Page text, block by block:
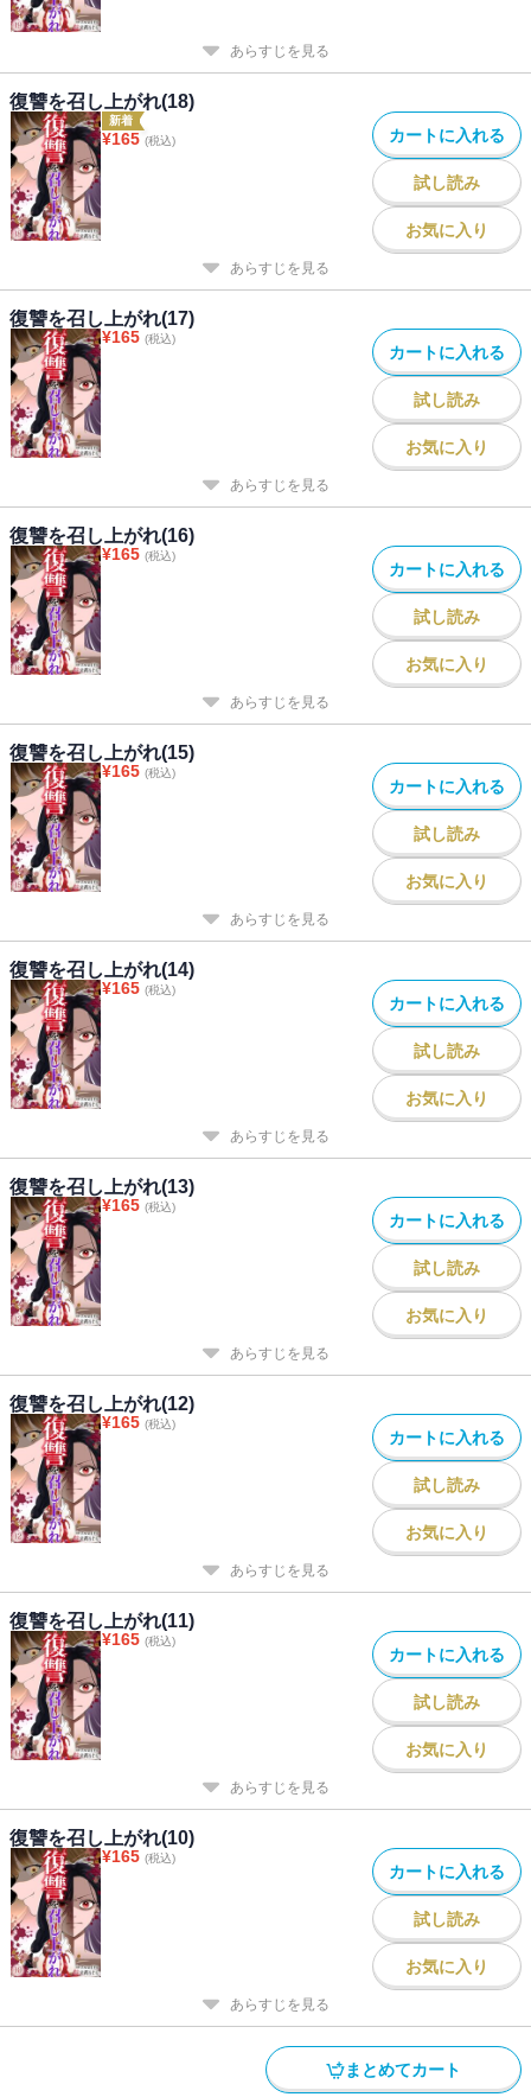
あらすじを見る
復讐を召し上がれ(18)
新着
¥165 (税込) カートに入れる
試し読み
お気に入り
あらすじを見る
復讐を召し上がれ(17)
¥165 (税込)
カートに入れる
試し読み
お気に入り
あらすじを見る
復讐を召し上がれ(16)
¥165 (税込)
カートに入れる
試し読み
お気に入り
あらすじを見る
復讐を召し上がれ(15)
¥165 (税込)
カートに入れる
試し読み
お気に入り
あらすじを見る
復讐を召し上がれ(14)
¥165 (税込)
カートに入れる
試し読み
お気に入り
あらすじを見る
復讐を召し上がれ(13)
¥165 (税込)
カートに入れる
試し読み
お気に入り
あらすじを見る
復讐を召し上がれ(12)
¥165 (税込)
カートに入れる
試し読み
お気に入り
あらすじを見る
復讐を召し上がれ(11)
¥165 (税込)
カートに入れる
試し読み
お気に入り
あらすじを見る
復讐を召し上がれ(10)
¥165 (税込)
カートに入れる
試し読み
お気に入り
あらすじを見る
まとめてカート